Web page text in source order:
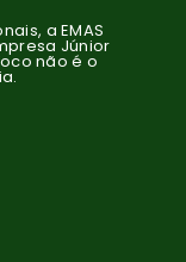
a EMAS
Júnior
não é o